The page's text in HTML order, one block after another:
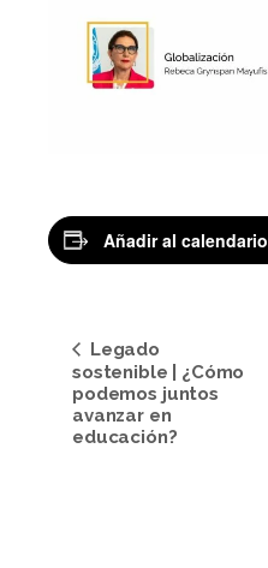
Añadir al calendario
Navegación
del
Evento
Legado
sostenible | ¿Cómo
podemos juntos
avanzar en
educación?